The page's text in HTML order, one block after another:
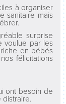
à organiser
sanitaire mais
surprise
voulue par les
en bébés
félicitations
ont besoin de
distraire.